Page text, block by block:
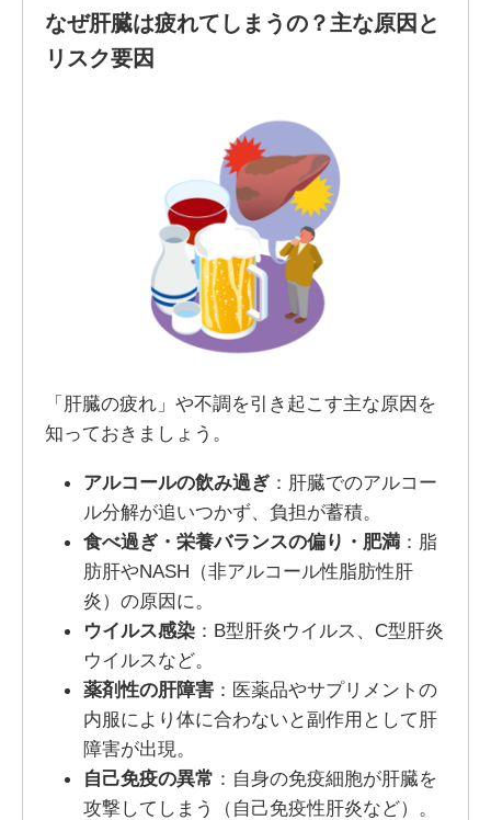
なぜ肝臓は疲れてしまうの？主な原因と
リスク要因
「肝臓の疲れ」や不調を引き起こす主な原因を
知っておきましょう。
アルコールの飲み過ぎ：肝臓でのアルコー
ル分解が追いつかず、負担が蓄積。
食べ過ぎ・栄養バランスの偏り・肥満：脂
肪肝やNASH（非アルコール性脂肪性肝
炎）の原因に。
ウイルス感染：B型肝炎ウイルス、C型肝炎
ウイルスなど。
薬剤性の肝障害：医薬品やサプリメントの
内服により体に合わないと副作用として肝
障害が出現。
自己免疫の異常 ：自身の免疫細胞が肝臓を
攻撃してしまう（自己免疫性肝炎など）。